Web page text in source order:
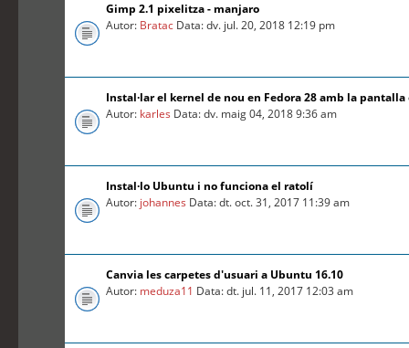
Gimp 2.1 pixelitza - manjaro
Autor: Bratac Data: dv. jul. 20, 2018 12:19 pm
Instal·lar el kernel de nou en Fedora 28 amb la pantalla
Autor: karles Data: dv. maig 04, 2018 9:36 am
Instal·lo Ubuntu i no funciona el ratolí
Autor: johannes Data: dt. oct. 31, 2017 11:39 am
Canvia les carpetes d'usuari a Ubuntu 16.10
Autor: meduza11 Data: dt. jul. 11, 2017 12:03 am